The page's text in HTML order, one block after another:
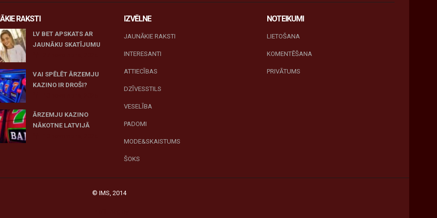
RAKSTI
LV BET APSKATS AR
JAUNĀKU SKATĪJUMU
VAI SPĒLĒT ĀRZEMJU
KAZINO IR DROŠI?
ĀRZEMJU KAZINO
NĀKOTNE LATVIJĀ
IZVĒLNE
JAUNĀKIE RAKSTI
INTERESANTI
ATTIECĪBAS
DZĪVESSTILS
VESELĪBA
PADOMI
MODE&SKAISTUMS
ŠOKS
NOTEIKUMI
LIETOŠANA
KOMENTĒŠANA
PRIVĀTUMS
© IMS, 2014